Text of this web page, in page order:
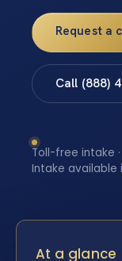
Request a
Call (888)
Toll-free intake
Intake available
At a glance